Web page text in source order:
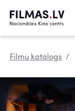
Filmu katalogs